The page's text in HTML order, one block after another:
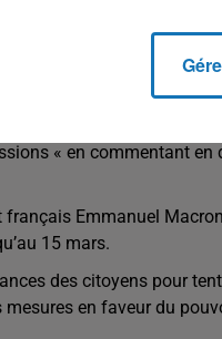
« démocratie et
» selon les
» est également au
« en commentant
Emmanuel
15 mars.
des citoyens pour
en faveur du